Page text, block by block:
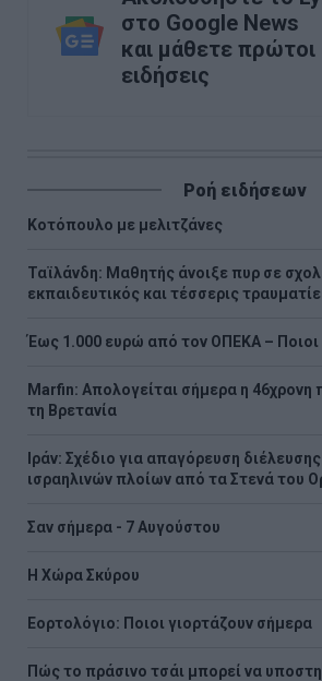
στο Google News
και μάθετε πρώτοι
ειδήσεις
Ροή ειδήσεων
Κοτόπουλο με μελιτζάνες
Ταϊλάνδη: Μαθητής άνοιξε πυρ σε
εκπαιδευτικός και τέσσερις
Έως 1.000 ευρώ από τον ΟΠΕΚΑ – Ποιοι
Marfin: Απολογείται σήμερα η
τη Βρετανία
Ιράν: Σχέδιο για απαγόρευση
ισραηλινών πλοίων από τα Στενά του
Σαν σήμερα - 7 Αυγούστου
Η Χώρα Σκύρου
Εορτολόγιο: Ποιοι γιορτάζουν σήμερα
Πώς το πράσινο τσάι μπορεί να